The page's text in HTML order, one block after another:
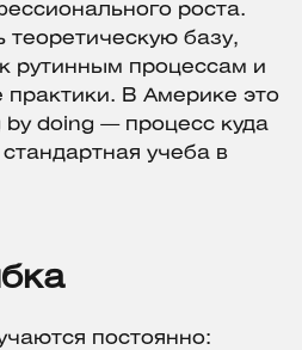
роста.
базу,
рутинным процессам и
В Америке это
by doing — процесс куда
учеба в
постоянно: